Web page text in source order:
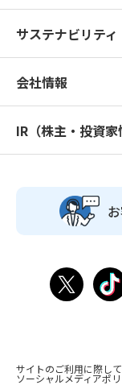
サステナビリティ
会社情報
IR（株主・投資家
サイトのご利用に際して
ソーシャルメディアポ